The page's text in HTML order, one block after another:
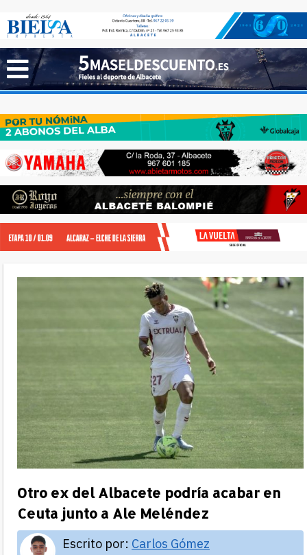
Otro ex del Albacete podría acabar en
Ceuta junto a Ale Meléndez
Escrito por: Carlos Gómez